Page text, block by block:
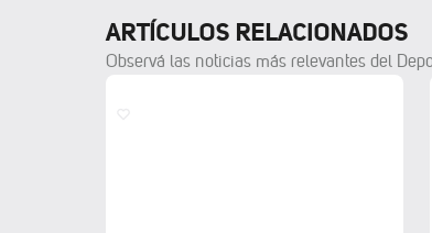
ARTÍCULOS RELACIONADOS
Observá las noticias más relevantes del